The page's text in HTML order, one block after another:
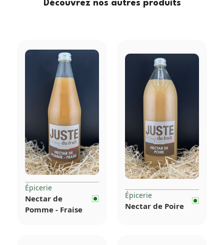
Découvrez nos autres produits
Épicerie
Nectar de
Pomme - Fraise
Épicerie
Nectar de Poire